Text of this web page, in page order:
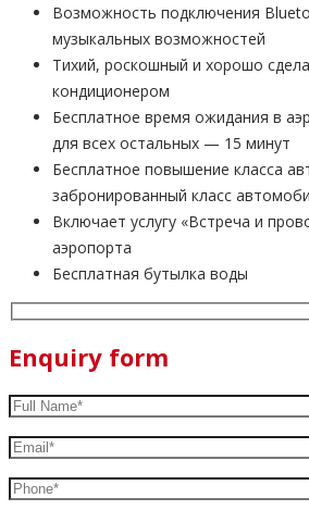
Возможность подключения
музыкальных возможностей
Тихий, роскошный и хорошо
кондиционером
Бесплатное время ожидания в
для всех остальных — 15 минут
Бесплатное повышение класса
забронированный класс
Включает услугу «Встреча и
аэропорта
Бесплатная бутылка воды
Enquiry form